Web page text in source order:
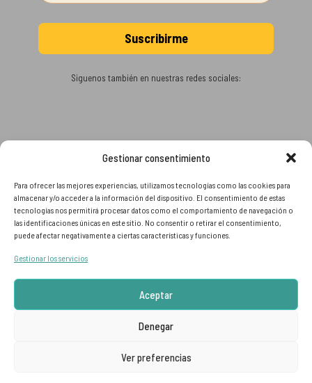
Gestionar consentimiento
Para ofrecer las mejores experiencias, utilizamos tecnologías como las cookies para
almacenar y/o acceder a la información del dispositivo. El consentimiento de estas
tecnologías nos permitirá procesar datos como el comportamiento de navegación o
las identificaciones únicas en este sitio. No consentir o retirar el consentimiento,
puede afectar negativamente a ciertas características y funciones.
Gestionar los servicios
Aceptar
Denegar
Ver preferencias
Siguenos también en nuestras redes sociales:
Aceptamos: